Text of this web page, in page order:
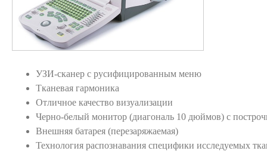
УЗИ-сканер с русифицированным меню
Тканевая гармоника
Отличное качество визуализации
Черно-белый монитор (диагональ 10 дюймов) с
Внешняя батарея (перезаряжаемая)
Технология распознавания специфики исследуемых